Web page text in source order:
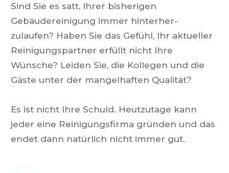
Sind Sie es satt, Ihrer bisherigen
Gebäudereinigung immer hinterher-
zulaufen? Haben Sie das Gefühl, Ihr aktueller
Reinigungspartner erfüllt nicht Ihre
Wünsche? Leiden Sie, die Kollegen und die
Gäste unter der mangelhaften Qualität?
Es ist nicht Ihre Schuld. Heutzutage kann
jeder eine Reinigungsfirma gründen und das
endet dann natürlich nicht immer gut.